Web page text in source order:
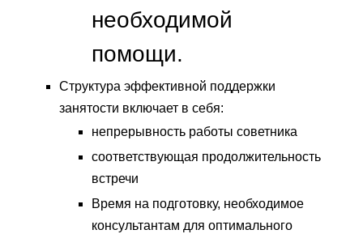
необходимой
помощи.
Структура эффективной поддержки
занятости включает в себя:
непрерывность работы советника
соответствующая продолжительность
встречи
Время на подготовку, необходимое
консультантам для оптимального